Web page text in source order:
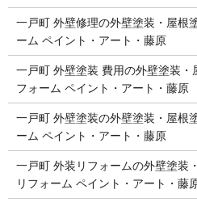
一戸町 外壁修理の外壁塗装・屋根
ーム ペイント・アート・藤原
一戸町 外壁塗装 費用の外壁塗装・
フォーム ペイント・アート・藤原
一戸町 外壁塗装の外壁塗装・屋根
ーム ペイント・アート・藤原
一戸町 外装リフォームの外壁塗装
リフォーム ペイント・アート・藤